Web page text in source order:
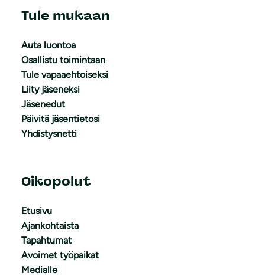
Tule mukaan
Auta luontoa
Osallistu toimintaan
Tule vapaaehtoiseksi
Liity jäseneksi
Jäsenedut
Päivitä jäsentietosi
Yhdistysnetti
Oikopolut
Etusivu
Ajankohtaista
Tapahtumat
Avoimet työpaikat
Medialle